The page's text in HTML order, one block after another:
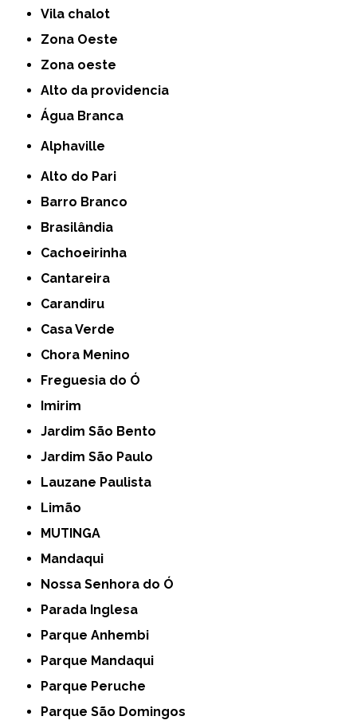
Vila chalot
Zona Oeste
Zona oeste
alto da providencia
Água Branca
Alphaville
Alto do Pari
Barro Branco
Brasilândia
Cachoeirinha
Cantareira
Carandiru
Casa Verde
Chora Menino
Freguesia do Ó
Imirim
Jardim São Bento
Jardim São Paulo
Lauzane Paulista
Limão
MUTINGA
Mandaqui
Nossa Senhora do Ó
Parada Inglesa
Parque Anhembi
Parque Mandaqui
Parque Peruche
Parque São Domingos